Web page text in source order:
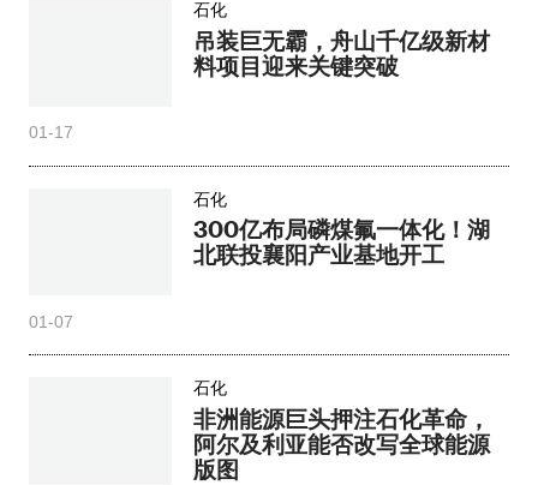
石化
吊装巨无霸，舟山千亿级新材
料项目迎来关键突破
01-17
石化
300亿布局磷煤氟一体化！湖
北联投襄阳产业基地开工
01-07
石化
非洲能源巨头押注石化革命，
阿尔及利亚能否改写全球能源
版图